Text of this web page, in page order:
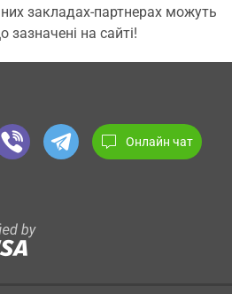
закладах-партнерах можуть
зазначені на сайті!
Онлайн чат